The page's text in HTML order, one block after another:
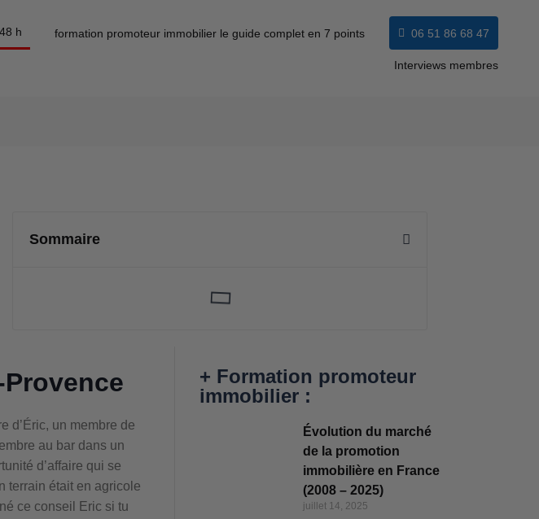
h formation promoteur immobilier le guide complet en 7 points 06 51 86 68 47
Interviews membres
Sommaire
d’Éric, un membre de
au bar dans un
d’affaire qui se
terrain était en agricole
ce conseil Eric si tu
+ Formation promoteur
immobilier :
Évolution du marché
de la promotion
immobilière en France
(2008 – 2025)
juillet 14, 2025